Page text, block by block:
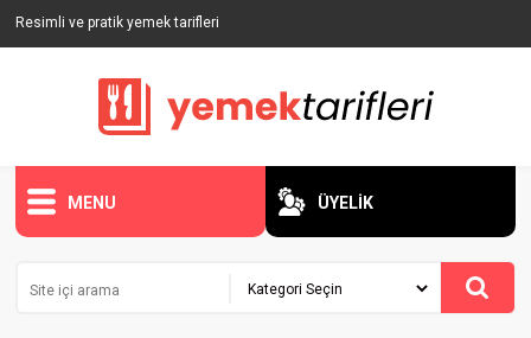
Resimli ve pratik yemek tarifleri
MENU ÜYELİK